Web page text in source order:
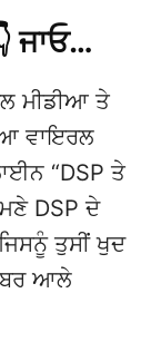
ਜਾਓ…
ਮੀਡੀਆ ਤੇ
ਵਾਇਰਲ
“DSP ਤੇ
DSP ਦੇ
ਤੁਸੀਂ ਖੁਦ
ਆਲੇ